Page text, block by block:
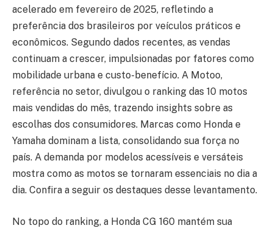
acelerado em fevereiro de 2025, refletindo a
preferência dos brasileiros por veículos práticos e
econômicos. Segundo dados recentes, as vendas
continuam a crescer, impulsionadas por fatores como
mobilidade urbana e custo-benefício. A Motoo,
referência no setor, divulgou o ranking das 10 motos
mais vendidas do mês, trazendo insights sobre as
escolhas dos consumidores. Marcas como Honda e
Yamaha dominam a lista, consolidando sua força no
país. A demanda por modelos acessíveis e versáteis
mostra como as motos se tornaram essenciais no dia a
dia. Confira a seguir os destaques desse levantamento.
No topo do ranking, a Honda CG 160 mantém sua